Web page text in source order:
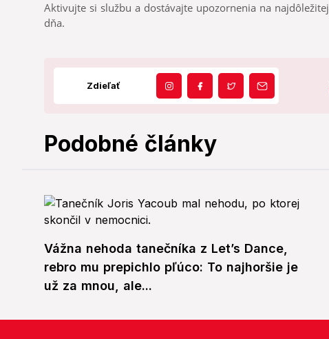
Aktivujte si službu a dostávajte upozornenia na
dňa.
Zdieľať
Podobné články
Vážna nehoda tanečníka z Let’s Dance,
rebro mu prepichlo pľúco: To najhoršie je
už za mnou, ale...